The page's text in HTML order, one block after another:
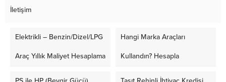
İletişim
Elektrikli – Benzin/Dizel/LPG
Araç Yıllık Maliyet Hesaplama
Hangi Marka Araçları
Kullandın? Hesapla